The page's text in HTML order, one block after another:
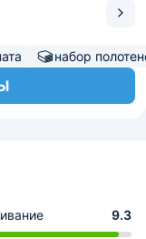
набор
9.3